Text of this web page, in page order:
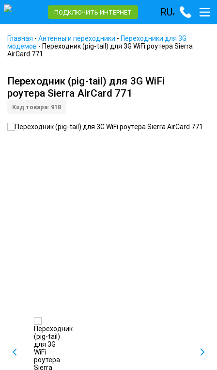
ПОДКЛЮЧИТЬ ИНТЕРНЕТ RU▾
Главная - Антенны и переходники - Переходники для 3G
модемов - Переходник (pig-tail) для 3G WiFi роутера Sierra
AirCard 771
Переходник (pig-tail) для 3G WiFi
роутера Sierra AirCard 771
Код товара: 918